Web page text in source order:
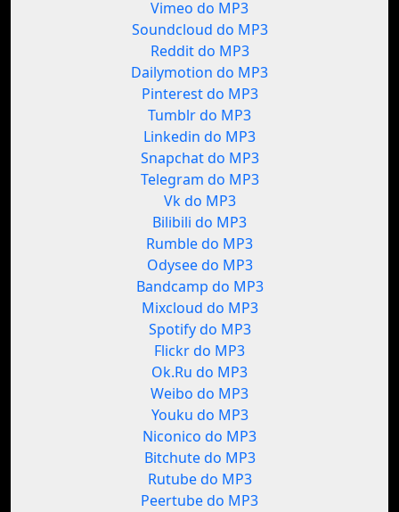
Vimeo do MP3
Soundcloud do MP3
Reddit do MP3
Dailymotion do MP3
Pinterest do MP3
Tumblr do MP3
Linkedin do MP3
Snapchat do MP3
Telegram do MP3
Vk do MP3
Bilibili do MP3
Rumble do MP3
Odysee do MP3
Bandcamp do MP3
Mixcloud do MP3
Spotify do MP3
Flickr do MP3
Ok.Ru do MP3
Weibo do MP3
Youku do MP3
Niconico do MP3
Bitchute do MP3
Rutube do MP3
Peertube do MP3